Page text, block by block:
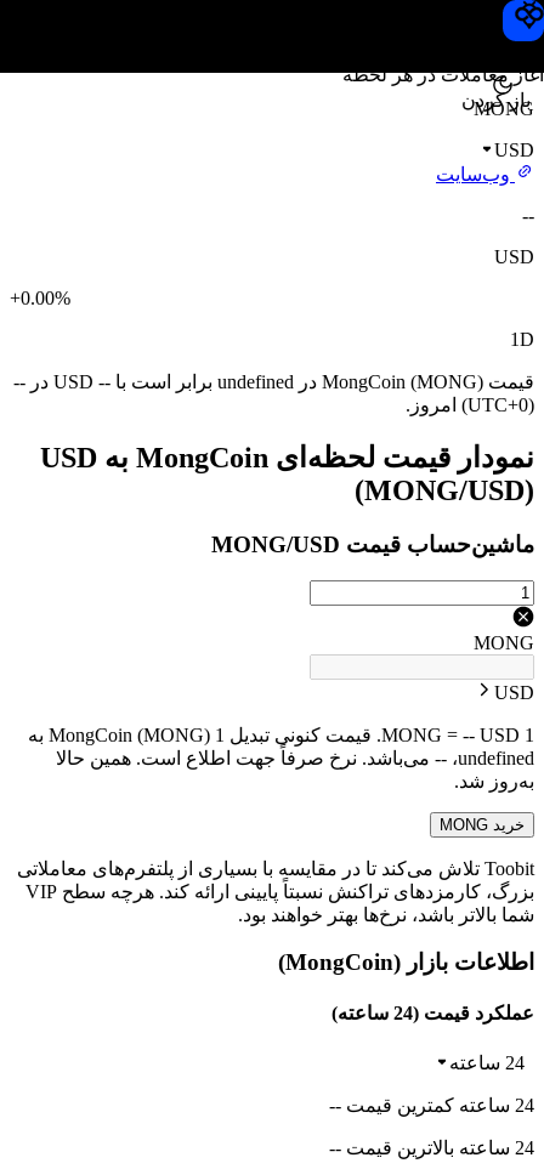
آغاز معاملات در هر لحظه
باز کردن
قیمت MongCoin
MONG
USD
وب‌سایت
--
USD
+0.00%
1D
قیمت MongCoin (MONG) در undefined برابر است با -- USD در --
(UTC+0) امروز.
نمودار قیمت لحظه‌ای MongCoin به USD
(MONG/USD)
ماشین‌حساب قیمت MONG/USD
MONG
USD
1 MONG = -- USD. قیمت کنونی تبدیل 1 MongCoin (MONG) به
undefined، -- می‌باشد. نرخ صرفاً جهت اطلاع است. همین حالا
به‌روز شد.
خرید MONG
Toobit تلاش می‌کند تا در مقایسه با بسیاری از پلتفرم‌های معاملاتی
بزرگ، کارمزدهای تراکنش نسبتاً پایینی ارائه کند. هرچه سطح VIP
شما بالاتر باشد، نرخ‌ها بهتر خواهند بود.
اطلاعات بازار (MongCoin)
عملکرد قیمت (24 ساعته)
24 ساعته
24 ساعته کمترین قیمت --
24 ساعته بالاترین قیمت --